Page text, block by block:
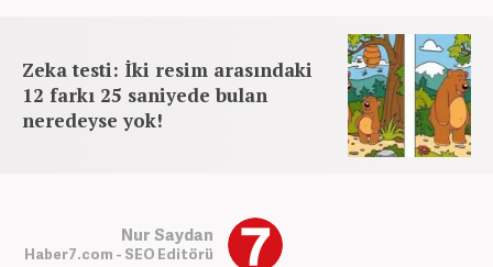
Zeka testi: İki resim arasındaki
12 farkı 25 saniyede bulan
neredeyse yok!
Nur Saydan
Haber7.com - SEO Editörü